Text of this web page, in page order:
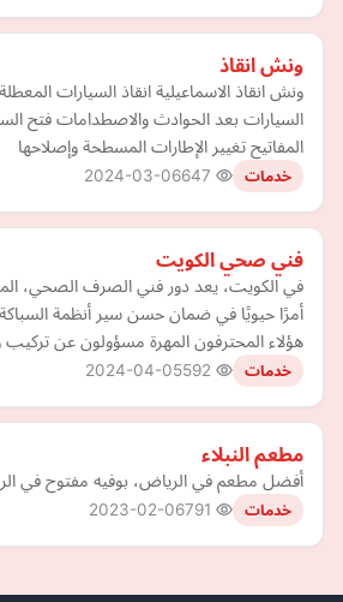
ونش انقاذ
ونش انقاذ الاسماعيلية انقاذ السيارات
السيارات بعد الحوادث والاصطدامات فتح
المفاتيح تغيير الإطارات المسطحة وإصلاحها
خدمات 2024-03-06
فني صحي الكويت
في الكويت، يعد دور فني الصرف الصحي،
أمرًا حيويًا في ضمان حسن سير أنظمة السباكة
هؤلاء المحترفون المهرة مسؤولون عن تركيب
خدمات 2024-04-05
مطعم النبلاء
أفضل مطعم في الرياض، بوفيه مفتوح في
خدمات 2023-02-06